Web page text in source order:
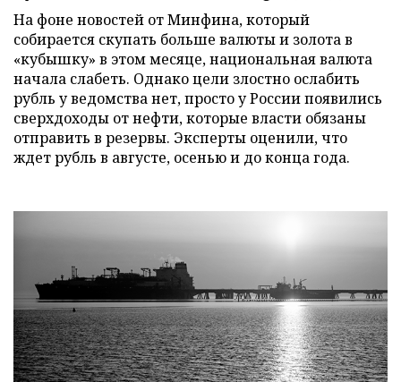
На фоне новостей от Минфина, который
собирается скупать больше валюты и золота в
«кубышку» в этом месяце, национальная валюта
начала слабеть. Однако цели злостно ослабить
рубль у ведомства нет, просто у России появились
сверхдоходы от нефти, которые власти обязаны
отправить в резервы. Эксперты оценили, что
ждет рубль в августе, осенью и до конца года.